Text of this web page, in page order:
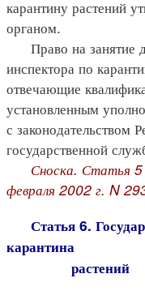
карантину растений
органом.
Право на занятие
инспектора по
отвечающие
установленным
с законодательством
государственной
Сноска. Статья
февраля 2002 г. N
Статья 6.
карантина
растений